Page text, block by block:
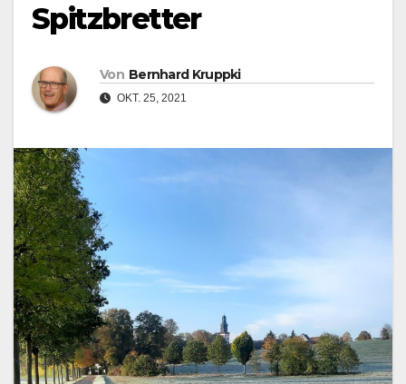
Spitzbretter
Von Bernhard Kruppki
OKT. 25, 2021